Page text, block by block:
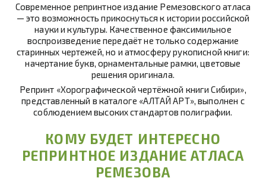
Современное репринтное издание Ремезовского атласа
— это возможность прикоснуться к истории российской
науки и культуры. Качественное факсимильное
воспроизведение передаёт не только содержание
старинных чертежей, но и атмосферу рукописной книги:
начертание букв, орнаментальные рамки, цветовые
решения оригинала.
Репринт «Хорографической чертёжной книги Сибири»,
представленный в каталоге «АЛТАЙ АРТ», выполнен с
соблюдением высоких стандартов полиграфии.
КОМУ БУДЕТ ИНТЕРЕСНО
РЕПРИНТНОЕ ИЗДАНИЕ АТЛАСА
РЕМЕЗОВА